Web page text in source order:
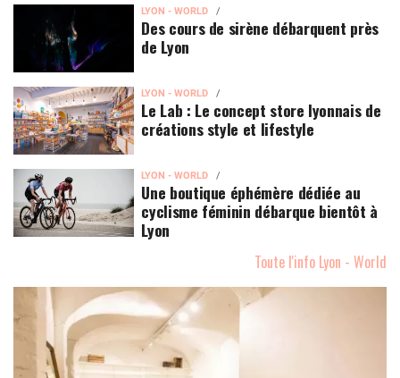
LYON - WORLD
Des cours de sirène débarquent près
de Lyon
LYON - WORLD
Le Lab : Le concept store lyonnais de
créations style et lifestyle
LYON - WORLD
Une boutique éphémère dédiée au
cyclisme féminin débarque bientôt à
Lyon
Toute l'info Lyon - World